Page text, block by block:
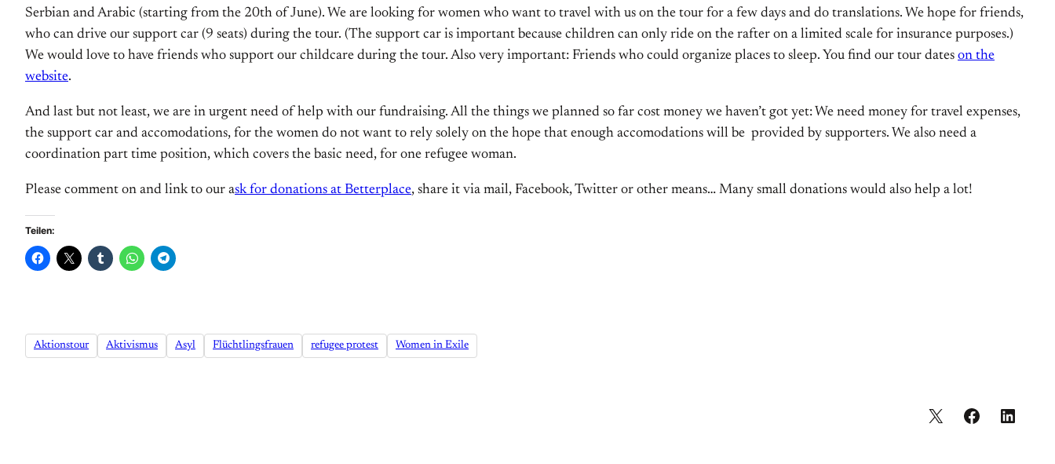
Serbian and Arabic (starting from the 20th of June). We are looking for women who want to travel with us on the tour for a few days and do translations. We hope for friends,
who can drive our support car (9 seats) during the tour. (The support car is important because children can only ride on the rafter on a limited scale for insurance purposes.)
We would love to have friends who support our childcare during the tour. Also very important: Friends who could organize places to sleep. You find our tour dates on the
website.
And last but not least, we are in urgent need of help with our fundraising. All the things we planned so far cost money we haven’t got yet: We need money for travel expenses,
the support car and accomodations, for the women do not want to rely solely on the hope that enough accomodations will be provided by supporters. We also need a
coordination part time position, which covers the basic need, for one refugee woman.
Please comment on and link to our ask for donations at Betterplace, share it via mail, Facebook, Twitter or other means… Many small donations would also help a lot!
Teilen:
Aktionstour Aktivismus Asyl Flüchtlingsfrauen refugee protest Women in Exile